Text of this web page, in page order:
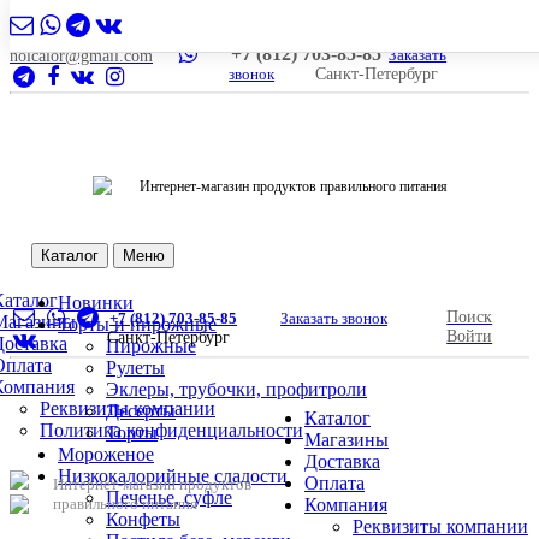
nolcalor@gmail.com +7 (812) 703-85-85 Заказать
звонок
Санкт-Петербург
Интернет-магазин продуктов правильного питания
Каталог Меню
Реквизиты компании
Политика конфиденциальности
Новинки
Торты и пирожные
Пирожные
Рулеты
Эклеры, трубочки, профитроли
Десерты
Торты
Мороженое
Низкокалорийные сладости
Печенье, суфле
Конфеты
+7 (812) 703-85-85
Заказать звонок
Санкт-Петербург
Поиск
Войти
Интернет-магазин продуктов
правильного питания
Каталог
Магазины
Доставка
Оплата
Компания
Реквизиты компании